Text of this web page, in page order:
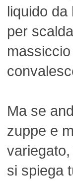
liquido
per
Ma se
zuppe e
variegato,
si spiega